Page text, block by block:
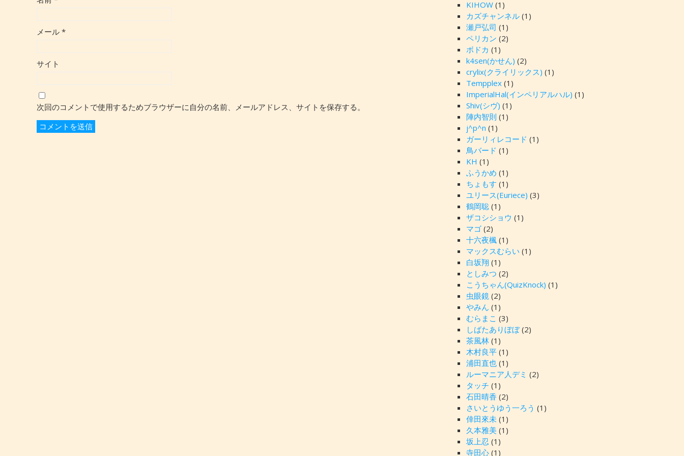
メール *
サイト
次回のコメントで使用するためブラウザーに自分の名前、メールアドレス、サイトを保存する。
KIHOW (1)
カズチャンネル (1)
瀬戸弘司 (1)
ペリカン (2)
ボドカ (1)
k4sen(かせん) (2)
crylix(クライリックス) (1)
Tempplex (1)
ImperialHal(インペリアルハル) (1)
Shiv(シヴ) (1)
陣内智則 (1)
j^p^n (1)
ガーリィレコード (1)
鳥バード (1)
KH (1)
ふうかめ (1)
ちょもす (1)
ユリース(Euriece) (3)
鶴岡聡 (1)
ザコシショウ (1)
マゴ (2)
十六夜楓 (1)
マックスむらい (1)
白坂翔 (1)
としみつ (2)
こうちゃん(QuizKnock) (1)
虫眼鏡 (2)
やみん (1)
むらまこ (3)
しばたありぼぼ(2)
茶風林 (1)
木村良平 (1)
浦田直也 (1)
ルーマニア人デミ (2)
タッチ (1)
石田晴香 (2)
さいとうゆう一ろう (1)
倖田來未 (1)
久本雅美 (1)
坂上忍 (1)
寺田心 (1)